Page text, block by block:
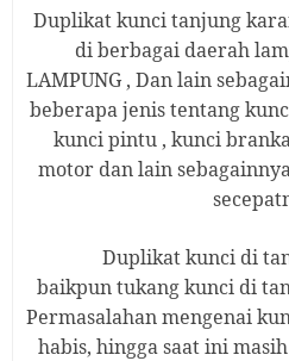
Duplikat kunci tanjung
di berbagai daerah
LAMPUNG, Dan lain
beberapa jenis tentang
kunci pintu , kunci
motor dan lain
Duplikatkuncidi
baikpun tukang kunci di
Permasalahan mengenai
habis, hingga saat ini